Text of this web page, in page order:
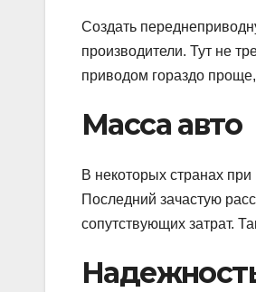
Создать
производители. Тут не
приводом гораздо
Масса авто
В некоторых странах при
Последний зачастую
сопутствующих затрат.